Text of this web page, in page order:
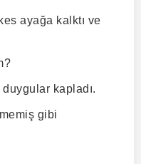
ayağa kalktı ve
duygular kapladı.
gibi